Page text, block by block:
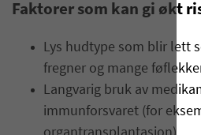
Faktorer som kan gi økt
Lys hudtype som blir lett
fregner og mange
Langvarig bruk av
immunforsvaret (for